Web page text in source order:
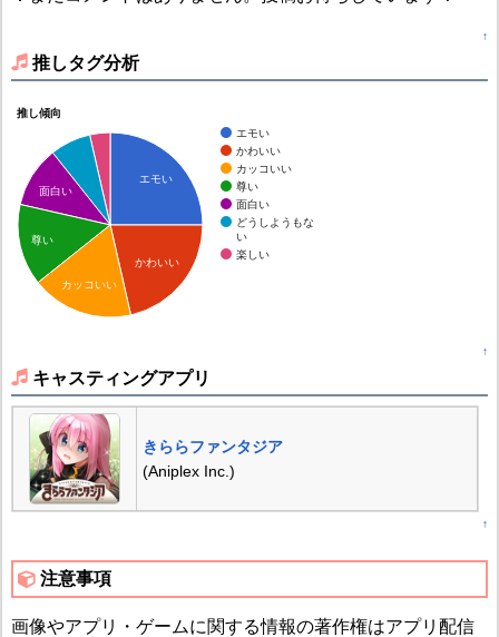
↑
推しタグ分析
推し傾向
エモい
かわいい
カッコいい
尊い
面白い
どうしようもな
い
楽しい
エモい
かわいい
面白い
尊い
カッコいい
↑
キャスティングアプリ
きららファンタジア
(Aniplex Inc.)
↑
注意事項
画像やアプリ・ゲームに関する情報の著作権はアプリ配信